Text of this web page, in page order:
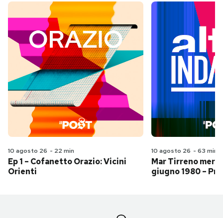
10 agosto 26 - 22 min
Ep 1 – Cofanetto Orazio: Vicini
Orienti
10 agosto 26 - 63 min
Mar Tirreno
giugno 1980 –